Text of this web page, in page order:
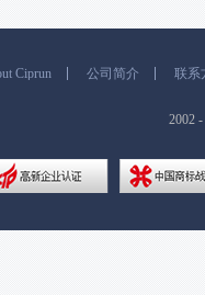
Ciprun 公司简介 联系
2002